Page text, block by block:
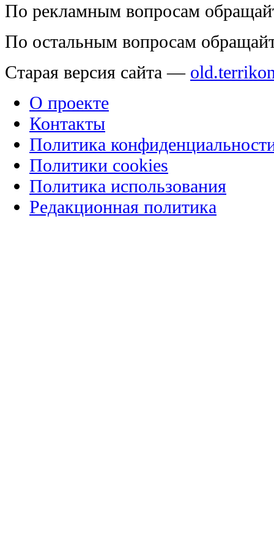
По рекламным вопросам
По остальным вопросам
Старая версия сайта —
О проекте
Контакты
Политика
Политики cookies
Политика использования
Редакционная политика